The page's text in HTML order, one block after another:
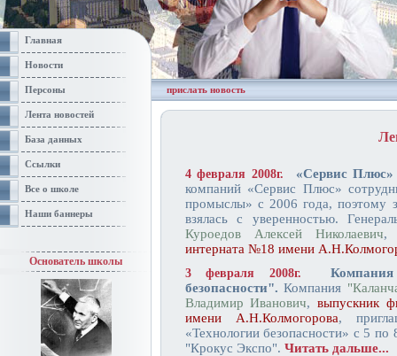
Главная
Новости
Персоны
Лента новостей
База данных
Ссылки
Все о школе
Наши баннеры
Основатель школы
прислать новость
4 февраля 2008г.
«Сервис Плюс»
компаний «Сервис Плюс»
промыслы» с 2006 года, поэтому
взялась с уверенностью.
Куроедов Алексей Николаевич
интерната №18 имени
3 февраля 2008г.
безопасности". Компания
Владимир Иванович,выпускник
имени А.Н.Колмогорова,
«Технологии безопасности» c 5
"Крокус Экспо". Читать дальше...